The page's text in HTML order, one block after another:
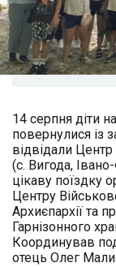
14 серпня діти
повернулися із
відвідали
(с. Вигода,
цікаву поїздку
Центру
Архиєпархії та
Гарнізонного
Координував
отець Олег